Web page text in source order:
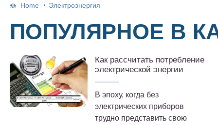
Home Электроэнергия
ПОПУЛЯРНОЕ В
Как рассчитать потребление
электрической энергии
В эпоху, когда без
электрических приборов
трудно представить свою